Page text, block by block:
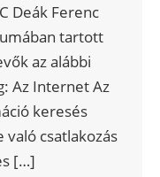
Deák Ferenc
tartott
az alábbi
Az Internet Az
keresés
csatlakozás
[…]